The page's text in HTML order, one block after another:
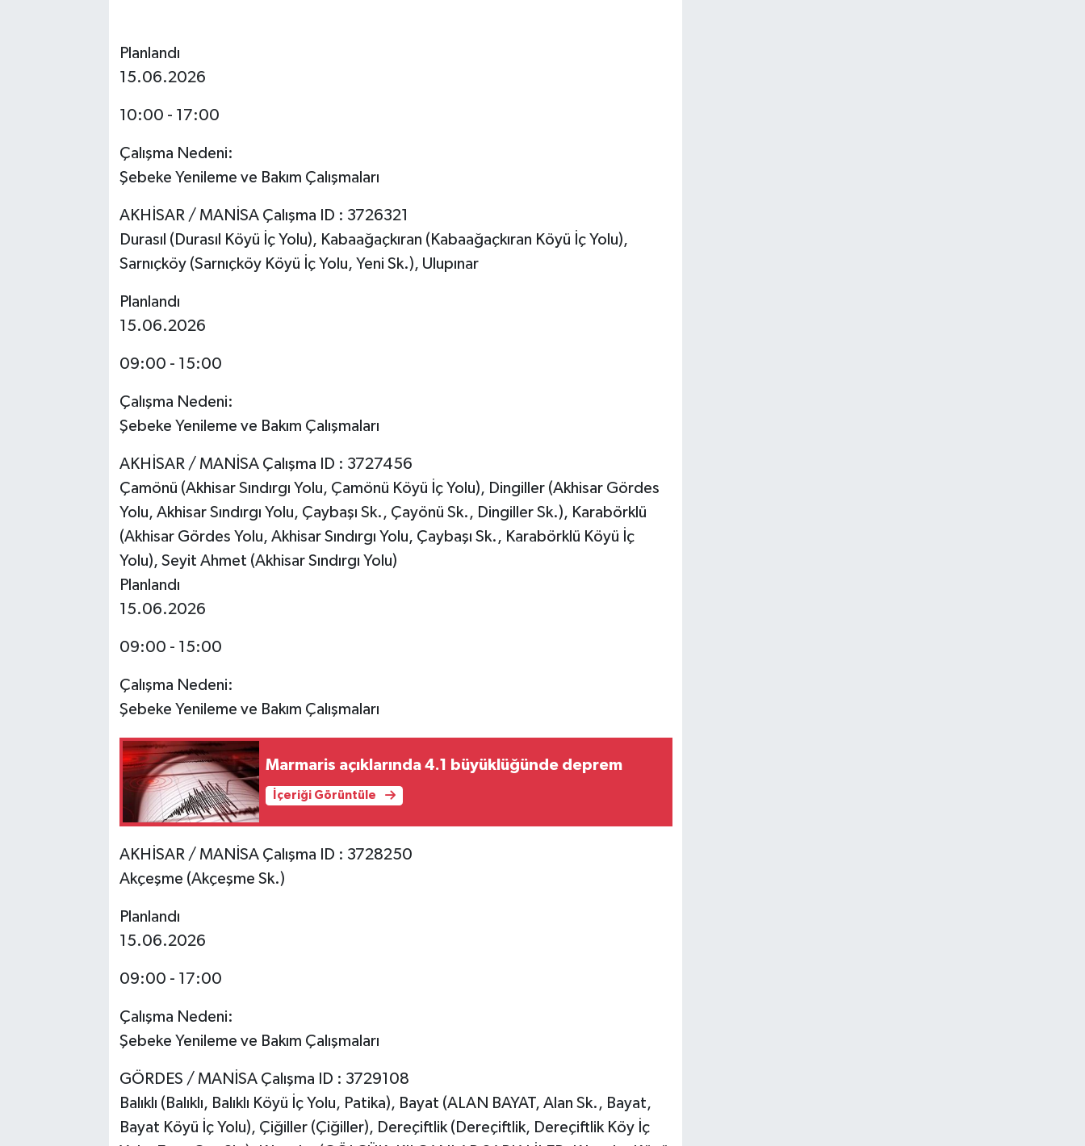
Planlandı
15.06.2026
10:00 - 17:00
Çalışma Nedeni:
Şebeke Yenileme ve Bakım Çalışmaları
AKHİSAR / MANİSA Çalışma ID : 3726321
Durasıl (Durasıl Köyü İç Yolu), Kabaağaçkıran (Kabaağaçkıran Köyü İç Yolu),
Sarnıçköy (Sarnıçköy Köyü İç Yolu, Yeni Sk.), Ulupınar
Planlandı
15.06.2026
09:00 - 15:00
Çalışma Nedeni:
Şebeke Yenileme ve Bakım Çalışmaları
AKHİSAR / MANİSA Çalışma ID : 3727456
Çamönü (Akhisar Sındırgı Yolu, Çamönü Köyü İç Yolu), Dingiller (Akhisar Gördes
Yolu, Akhisar Sındırgı Yolu, Çaybaşı Sk., Çayönü Sk., Dingiller Sk.), Karabörklü
(Akhisar Gördes Yolu, Akhisar Sındırgı Yolu, Çaybaşı Sk., Karabörklü Köyü İç
Yolu), Seyit Ahmet (Akhisar Sındırgı Yolu)
Planlandı
15.06.2026
09:00 - 15:00
Çalışma Nedeni:
Şebeke Yenileme ve Bakım Çalışmaları
Marmaris açıklarında 4.1 büyüklüğünde deprem
İçeriği Görüntüle
AKHİSAR / MANİSA Çalışma ID : 3728250
Akçeşme (Akçeşme Sk.)
Planlandı
15.06.2026
09:00 - 17:00
Çalışma Nedeni:
Şebeke Yenileme ve Bakım Çalışmaları
GÖRDES / MANİSA Çalışma ID : 3729108
Balıklı (Balıklı, Balıklı Köyü İç Yolu, Patika), Bayat (ALAN BAYAT, Alan Sk., Bayat,
Bayat Köyü İç Yolu), Çiğiller (Çiğiller), Dereçiftlik (Dereçiftlik, Dereçiftlik Köy İç